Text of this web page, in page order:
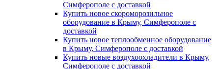
Симферополе с доставкой
Купить новое скороморозильное
оборудование в Крыму, Симферополе с
доставкой
Купить новое теплообменное оборудование
в Крыму, Симферополе с доставкой
Купить новые воздухоохладители в Крыму,
Симферополе с доставкой